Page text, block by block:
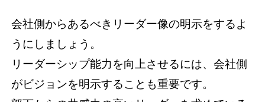
会社側からあるべきリーダー像の明示をするよ
うにしましょう。
リーダーシップ能力を向上させるには、会社側
がビジョンを明示することも重要です。